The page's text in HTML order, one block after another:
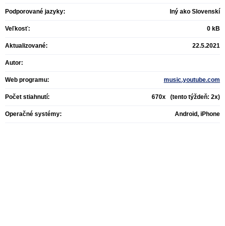
Podporované jazyky: Iný ako Slovenskí
Veľkosť: 0 kB
Aktualizované: 22.5.2021
Autor:
Web programu: music.youtube.com
Počet stiahnutí: 670x (tento týždeň: 2x)
Operačné systémy: Android, iPhone